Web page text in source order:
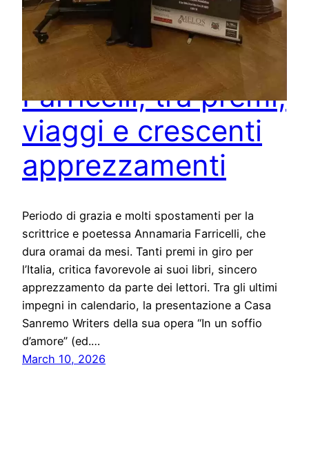
Annamaria
Farricelli, tra premi,
viaggi e crescenti
apprezzamenti
Periodo di grazia e molti spostamenti per la
scrittrice e poetessa Annamaria Farricelli, che
dura oramai da mesi. Tanti premi in giro per
l’Italia, critica favorevole ai suoi libri, sincero
apprezzamento da parte dei lettori. Tra gli ultimi
impegni in calendario, la presentazione a Casa
Sanremo Writers della sua opera “In un soffio
d’amore” (ed.…
March 10, 2026